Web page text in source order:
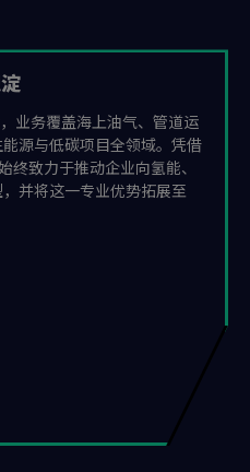
业务覆盖海上油气、管道运
源与低碳项目全领域。凭借
终致力于推动企业向氢能、
并将这一专业优势拓展至